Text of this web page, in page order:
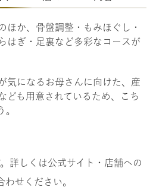
ほか、骨盤調整・もみほぐし・
はぎ・足裏など多彩なコースが
気になるお母さんに向けた、産
ども用意されているため、こち
。
詳しくは公式サイト・店舗への
わせください。